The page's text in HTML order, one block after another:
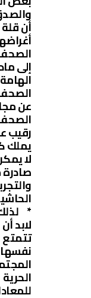
أن
الصحف
إلى
الصحف
عن
رقيب
يملك
لا
*
لابد